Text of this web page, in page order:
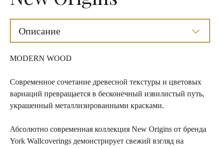
Описание
MODERN WOOD
Современное сочетание древесной текстуры и цветовых
вариаций превращается в бесконечный извилистый путь,
украшенный металлизированными красками.
Абсолютно современная коллекция New Origins от бренда
York Wallcoverings демонстрирует свежий взгляд на